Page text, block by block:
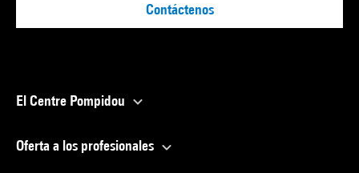
Contáctenos
El Centre Pompidou
Oferta a los profesionales